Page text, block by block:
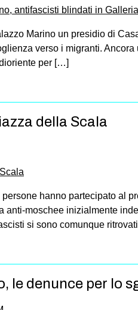
Marino un presidio di
verso i migranti.
per […]
della Scala
hanno partecipato al
anti-moschee inizialmente
si sono comunque
le denunce per lo